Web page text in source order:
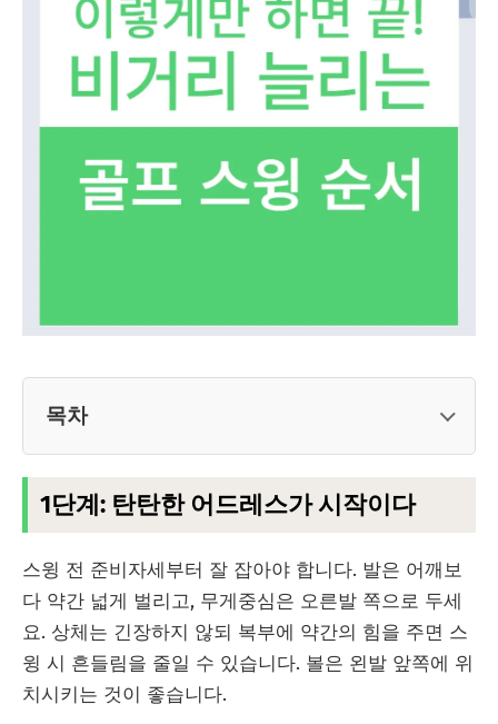
목차
1단계: 탄탄한 어드레스가 시작이다
스윙 전 준비자세부터 잘 잡아야 합니다. 발은 어깨보
다 약간 넓게 벌리고, 무게중심은 오른발 쪽으로 두세
요. 상체는 긴장하지 않되 복부에 약간의 힘을 주면 스
윙 시 흔들림을 줄일 수 있습니다. 볼은 왼발 앞쪽에 위
치시키는 것이 좋습니다.